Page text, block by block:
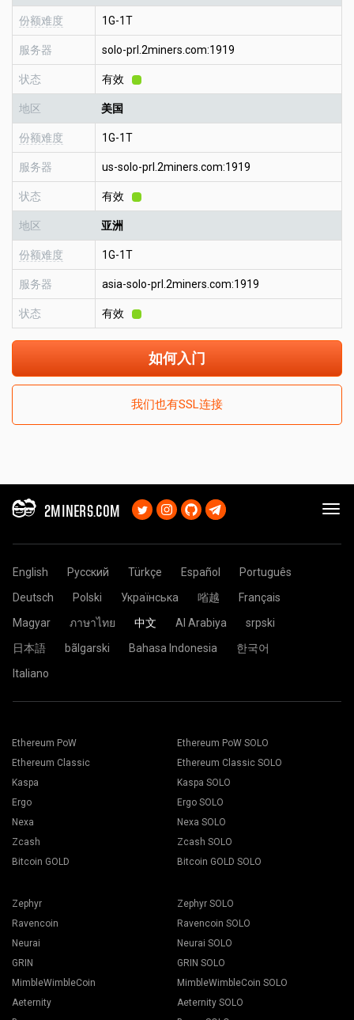
份额难度 1G-1T
服务器 solo-prl.2miners.com:1919
状态 有效
地区 美国
份额难度 1G-1T
服务器 us-solo-prl.2miners.com:1919
状态 有效
地区 亚洲
份额难度 1G-1T
服务器 asia-solo-prl.2miners.com:1919
状态 有效
如何入门
我们也有SSL连接
2MINERS.COM
English Русский Türkçe Español
Português
Deutsch
Polski Українська 㗂越
Français
Magyar
ภาษาไทย 中文 Al Arabiya
srpski
日本語
bãlgarski Bahasa Indonesia
한국어
Italiano
Ethereum PoW
Ethereum Classic
Kaspa
Ergo
Nexa
Zcash
Bitcoin GOLD
Ethereum PoW SOLO
Ethereum Classic SOLO
Kaspa SOLO
Ergo SOLO
Nexa SOLO
Zcash SOLO
Bitcoin GOLD SOLO
Zephyr
Ravencoin
Neurai
GRIN
MimbleWimbleCoin
Aeternity
Zephyr SOLO
Ravencoin SOLO
Neurai SOLO
GRIN SOLO
MimbleWimbleCoin SOLO
Aeternity SOLO